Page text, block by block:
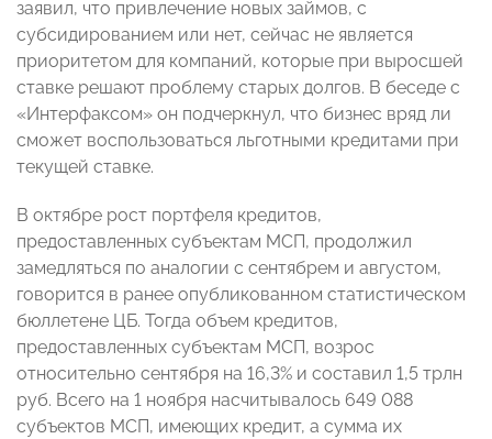
заявил, что привлечение новых займов, с
субсидированием или нет, сейчас не является
приоритетом для компаний, которые при выросшей
ставке решают проблему старых долгов. В беседе с
«Интерфаксом» он подчеркнул, что бизнес вряд ли
сможет воспользоваться льготными кредитами при
текущей ставке.
В октябре рост портфеля кредитов,
предоставленных субъектам МСП, продолжил
замедляться по аналогии с сентябрем и августом,
говорится в ранее опубликованном статистическом
бюллетене ЦБ. Тогда объем кредитов,
предоставленных субъектам МСП, возрос
относительно сентября на 16,3% и составил 1,5 трлн
руб. Всего на 1 ноября насчитывалось 649 088
субъектов МСП, имеющих кредит, а сумма их